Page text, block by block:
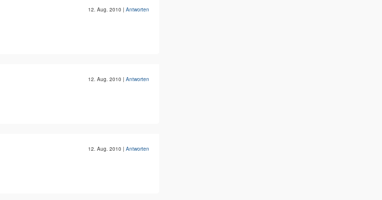
12. Aug. 2010 | Antworten
12. Aug. 2010 | Antworten
12. Aug. 2010 | Antworten